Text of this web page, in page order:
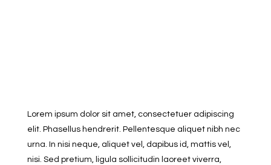
Lorem ipsum dolor sit amet, consectetuer adipiscing
elit. Phasellus hendrerit. Pellentesque aliquet nibh nec
urna. In nisi neque, aliquet vel, dapibus id, mattis vel,
nisi. Sed pretium, ligula sollicitudin laoreet viverra,